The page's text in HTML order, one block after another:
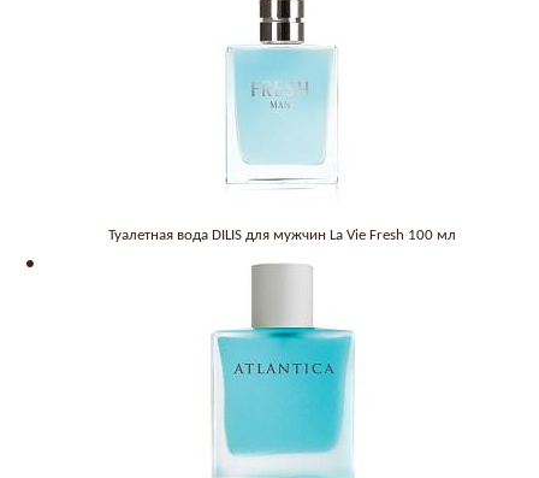
Туалетная вода DILIS для мужчин La Vie Fresh 100 мл